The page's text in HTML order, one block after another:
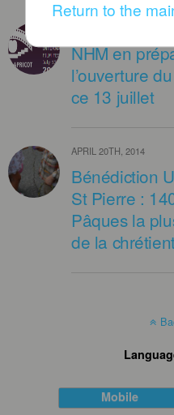
NHM en
l’ouverture
ce 13 juillet
APRIL 20TH, 2014
Bénédiction
St Pierre :
Pâques la
de la
Mobile
Return to the